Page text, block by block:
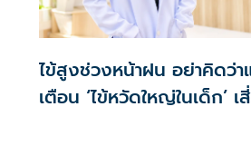
ไข้สูงช่วงหน้าฝน อย่าคิดว่
เตือน ‘ไข้หวัดใหญ่ในเด็ก’